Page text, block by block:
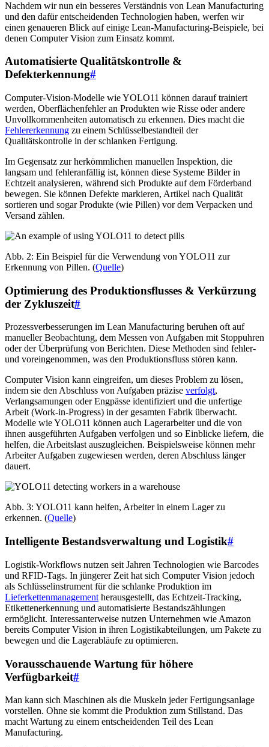
Nachdem wir nun ein besseres Verständnis von Lean Manufacturing
und den dafür entscheidenden Technologien haben, werfen wir
einen genaueren Blick auf einige Lean-Manufacturing-Beispiele, bei
denen Computer Vision zum Einsatz kommt.
Automatisierte Qualitätskontrolle &
Defekterkennung#
Computer-Vision-Modelle wie YOLO11 können darauf trainiert
werden, Oberflächenfehler an Produkten wie Risse oder andere
Unvollkommenheiten automatisch zu erkennen. Dies macht die
Fehlererkennung zu einem Schlüsselbestandteil der
Qualitätskontrolle in der schlanken Fertigung.
Im Gegensatz zur herkömmlichen manuellen Inspektion, die
langsam und fehleranfällig ist, können diese Systeme Bilder in
Echtzeit analysieren, während sich Produkte auf dem Förderband
bewegen. Sie können Defekte markieren, Artikel nach Qualität
sortieren und sogar Produkte (wie Pillen) vor dem Verpacken und
Versand zählen.
Abb. 2: Ein Beispiel für die Verwendung von YOLO11 zur
Erkennung von Pillen. (Quelle)
Optimierung des Produktionsflusses & Verkürzung
der Zykluszeit#
Prozessverbesserungen im Lean Manufacturing beruhen oft auf
manueller Beobachtung, dem Messen von Aufgaben mit Stoppuhren
oder der Überprüfung von Berichten. Diese Methoden sind fehler-
und voreingenommen, was den Produktionsfluss stören kann.
Computer Vision kann eingreifen, um dieses Problem zu lösen,
indem sie den Abschluss von Aufgaben präzise verfolgt,
Verlangsamungen oder Engpässe identifiziert und die unfertige
Arbeit (Work-in-Progress) in der gesamten Fabrik überwacht.
Modelle wie YOLO11 können auch Lagerarbeiter und die von
ihnen ausgeführten Aufgaben verfolgen und so Einblicke liefern, die
helfen, die Arbeitslast auszugleichen. Beispielsweise können mehr
Arbeiter Aufgaben zugewiesen werden, deren Abschluss länger
dauert.
Abb. 3: YOLO11 kann helfen, Arbeiter in einem Lager zu
erkennen. (Quelle)
Intelligente Bestandsverwaltung und Logistik#
Logistik-Workflows nutzen seit Jahren Technologien wie Barcodes
und RFID-Tags. In jüngerer Zeit hat sich Computer Vision jedoch
als Schlüsselinstrument für die schlanke Produktion im
Lieferkettenmanagement herausgestellt, das Echtzeit-Tracking,
Etikettenerkennung und automatisierte Bestandszählungen
ermöglicht. Interessanterweise nutzen Unternehmen wie Amazon
bereits Computer Vision in ihren Logistikabteilungen, um Pakete zu
bewegen und die Lagerabläufe zu optimieren.
Vorausschauende Wartung für höhere
Verfügbarkeit#
Man kann sich Maschinen als die Muskeln jeder Fertigungsanlage
vorstellen. Ohne sie kommt die Produktion zum Stillstand. Das
macht Wartung zu einem entscheidenden Teil des Lean
Manufacturing.